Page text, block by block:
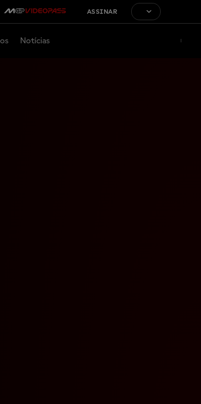
ASSINAR
Notícias